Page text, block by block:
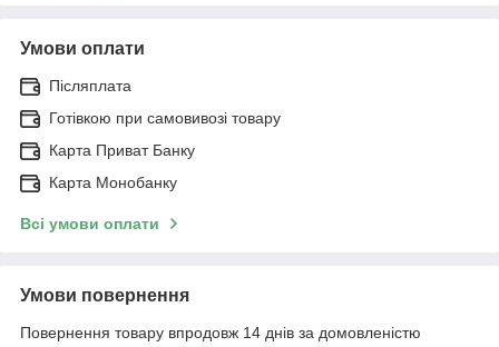
Умови оплати
Післяплата
Готівкою при самовивозі товару
Карта Приват Банку
Карта Монобанку
Всі умови оплати
Умови повернення
Повернення товару впродовж 14 днів за домовленістю